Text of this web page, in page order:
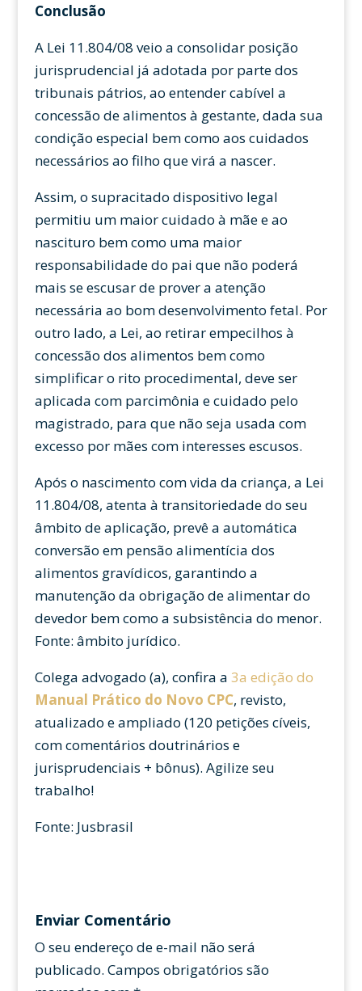
Conclusão
A Lei 11.804/08 veio a consolidar posição
jurisprudencial já adotada por parte dos
tribunais pátrios, ao entender cabível a
concessão de alimentos à gestante, dada sua
condição especial bem como aos cuidados
necessários ao filho que virá a nascer.
Assim, o supracitado dispositivo legal
permitiu um maior cuidado à mãe e ao
nascituro bem como uma maior
responsabilidade do pai que não poderá
mais se escusar de prover a atenção
necessária ao bom desenvolvimento fetal. Por
outro lado, a Lei, ao retirar empecilhos à
concessão dos alimentos bem como
simplificar o rito procedimental, deve ser
aplicada com parcimônia e cuidado pelo
magistrado, para que não seja usada com
excesso por mães com interesses escusos.
Após o nascimento com vida da criança, a Lei
11.804/08, atenta à transitoriedade do seu
âmbito de aplicação, prevê a automática
conversão em pensão alimentícia dos
alimentos gravídicos, garantindo a
manutenção da obrigação de alimentar do
devedor bem como a subsistência do menor.
Fonte: âmbito jurídico.
Colega advogado (a), confira a 3a edição do
Manual Prático do Novo CPC, revisto,
atualizado e ampliado (120 petições cíveis,
com comentários doutrinários e
jurisprudenciais + bônus). Agilize seu
trabalho!
Fonte: Jusbrasil
Enviar Comentário
O seu endereço de e-mail não será
publicado. Campos obrigatórios são